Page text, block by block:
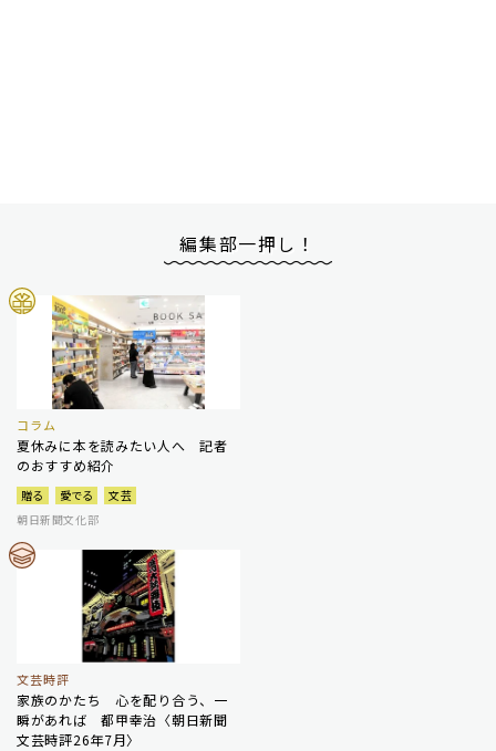
編集部一押し！
コラム
夏休みに本を読みたい人へ 記者
のおすすめ紹介
贈る 愛でる
文芸
朝日新聞文化部
文芸時評
家族のかたち 心を配り合う、一
瞬があれば 都甲幸治〈朝日新聞
文芸時評26年7月〉